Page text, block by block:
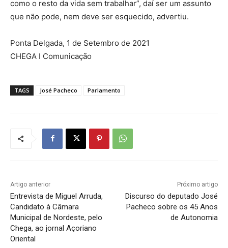
como o resto da vida sem trabalhar”, daí ser um assunto
que não pode, nem deve ser esquecido, advertiu.
Ponta Delgada, 1 de Setembro de 2021
CHEGA I Comunicação
TAGS José Pacheco Parlamento
Artigo anterior
Entrevista de Miguel Arruda,
Candidato à Câmara
Municipal de Nordeste, pelo
Chega, ao jornal Açoriano
Oriental
Próximo artigo
Discurso do deputado José
Pacheco sobre os 45 Anos
de Autonomia